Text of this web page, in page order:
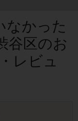
なかった
谷区のお
レビュ